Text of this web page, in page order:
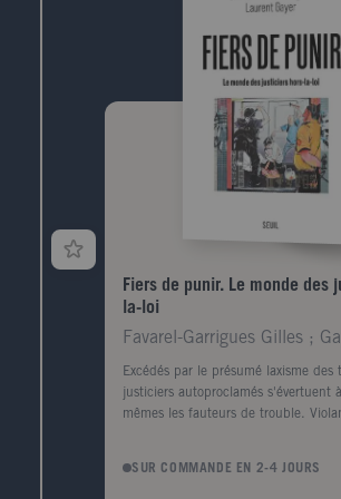
États-Unis, il est peut-être témoin
silencieuses ou avouées...Il s'agit ici
d'éclairer des doctrines récentes que
temps travaille à obscurcir, mais
s'est déplacé au tournant des XXe et
entre le continent européen et le
américain. Transmission ou au
...Car le moment est venu
sexe et du genre sous l'angle de son
Fiers de punir. Le monde des
la-loi
Favarel-Garrigues Gilles ;
Excédés par le présumé laxisme des
justiciers autoproclamés s'évertuent
mêmes les fauteurs de trouble.
bourreaux. Adeptes du lynchage et
spectaculaires, ils trouvent un
SUR COMMANDE EN 2-4 JOURS